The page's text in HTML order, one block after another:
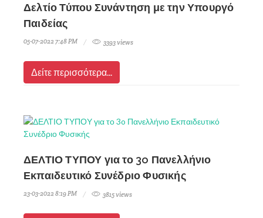
Δελτίο Τύπου Συνάντηση με την Υπουργό
Παιδείας
05-07-2022 7:48 PM 3393 views
Δείτε περισσότερα...
ΔΕΛΤΙΟ ΤΥΠΟΥ για το 3o Πανελλήνιο
Εκπαιδευτικό Συνέδριο Φυσικής
23-03-2022 8:19 PM 3815 views